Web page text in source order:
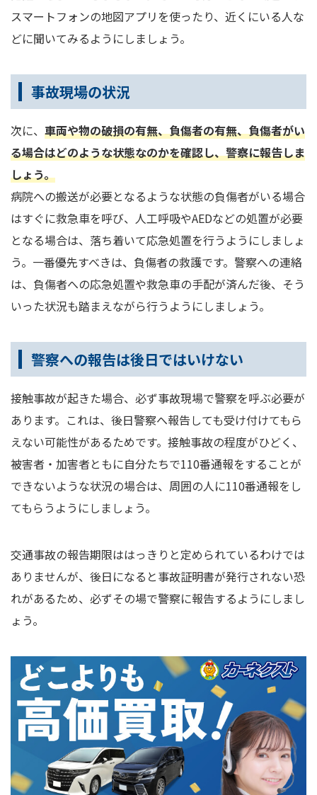
スマートフォンの地図アプリを使ったり、近くにいる人な
どに聞いてみるようにしましょう。
事故現場の状況
次に、 車両や物の破損の有無、負傷者の有無、負傷者がい
る場合はどのような状態なのかを確認し、警察に報告しま
しょう。
病院への搬送が必要となるような状態の負傷者がいる場合
はすぐに救急車を呼び、人工呼吸やAEDなどの処置が必要
となる場合は、落ち着いて応急処置を行うようにしましょ
う。一番優先すべきは、負傷者の救護です。警察への連絡
は、負傷者への応急処置や救急車の手配が済んだ後、そう
いった状況も踏まえながら行うようにしましょう。
警察への報告は後日ではいけない
接触事故が起きた場合、必ず事故現場で警察を呼ぶ必要が
あります。これは、後日警察へ報告しても受け付けてもら
えない可能性があるためです。接触事故の程度がひどく、
被害者・加害者ともに自分たちで110番通報をすることが
できないような状況の場合は、周囲の人に110番通報をし
てもらうようにしましょう。
交通事故の報告期限ははっきりと定められているわけでは
ありませんが、後日になると事故証明書が発行されない恐
れがあるため、必ずその場で警察に報告するようにしまし
ょう。